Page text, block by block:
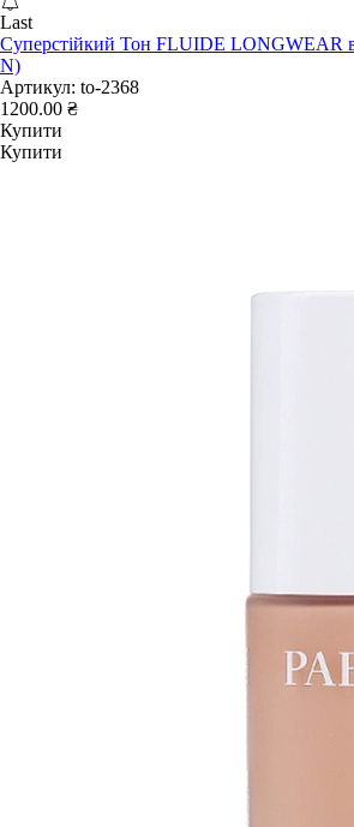
Last
Суперстійкий Тон FLUIDE LONGWEAR
N)
Артикул: to-2368
1200.00 ₴
Купити
Купити